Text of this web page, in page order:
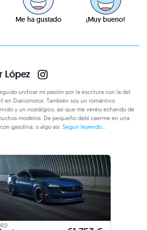
Me ha gustado ¡Muy bueno!
López
unificar mi pasión por la escritura con la del
en Diariomotor. También soy un romántico
y un nostálgico, así que me veréis echando de
modelos. De pequeño debí caerme en una
gasolina, o algo así.Seguir leyendo...